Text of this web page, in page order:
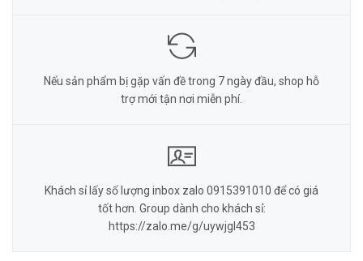
Nếu sản phẩm bị gặp vấn đề trong 7 ngày đầu, shop hỗ
trợ mới tận nơi miễn phí.
Khách sỉ lấy số lượng inbox zalo 0915391010 để có giá
tốt hơn. Group dành cho khách sỉ:
https://zalo.me/g/uywjgl453